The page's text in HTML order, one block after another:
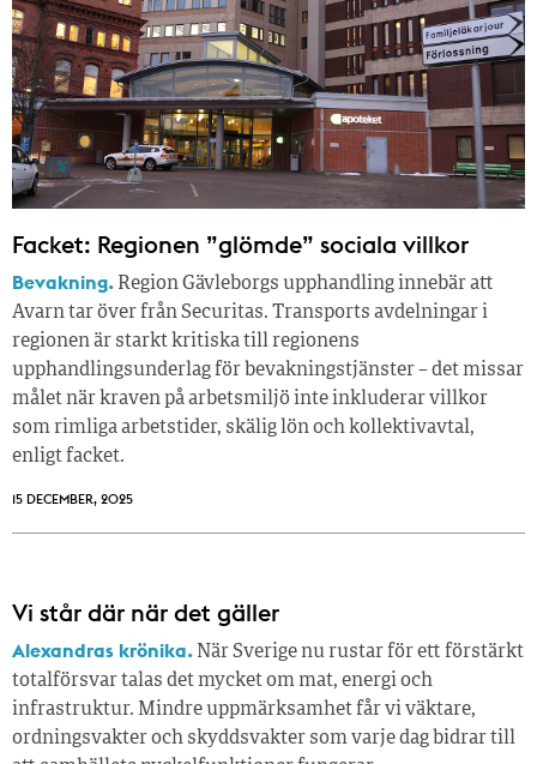
Facket: Regionen ”glömde” sociala villkor
Bevakning. Region Gävleborgs upphandling innebär att
Avarn tar över från Securitas. Transports avdelningar i
regionen är starkt kritiska till regionens
upphandlingsunderlag för bevakningstjänster – det missar
målet när kraven på arbetsmiljö inte inkluderar villkor
som rimliga arbetstider, skälig lön och kollektivavtal,
enligt facket.
15 DECEMBER, 2025
Vi står där när det gäller
Alexandras krönika. När Sverige nu rustar för ett förstärkt
totalförsvar talas det mycket om mat, energi och
infrastruktur. Mindre uppmärksamhet får vi väktare,
ordningsvakter och skyddsvakter som varje dag bidrar till